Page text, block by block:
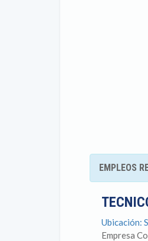
EMPLEOS
Ubicación:
Empresa